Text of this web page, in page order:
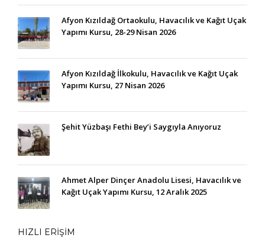
Afyon Kızıldağ Ortaokulu, Havacılık ve Kağıt Uçak
Yapımı Kursu, 28-29 Nisan 2026
Afyon Kızıldağ İlkokulu, Havacılık ve Kağıt Uçak
Yapımı Kursu, 27 Nisan 2026
Şehit Yüzbaşı Fethi Bey’i Saygıyla Anıyoruz
Ahmet Alper Dinçer Anadolu Lisesi, Havacılık ve
Kağıt Uçak Yapımı Kursu, 12 Aralık 2025
HIZLI ERİŞİM